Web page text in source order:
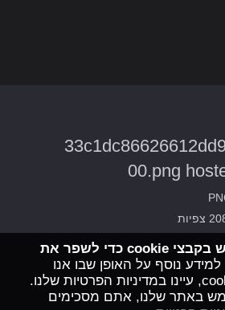
33c1dc86626612dd9dbe3b6456a131
00.png
באתר זה נעשה שימוש בקבצי cookie כדי לשפר את
למידע נוסף על האופן שבו אנו
משתמשים בקבצי cookies, עיינו במדיניות הפרטיות שלנו.
באתר שלנו, אתם מסכימים